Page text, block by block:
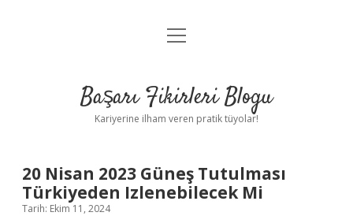
Anasayfa
Yasal Uyarı
menüyü
Başarı Fikirleri Blogu
Kariyerine ilham veren pratik tüyolar!
20 Nisan 2023 Güneş Tutulması
Türkiyeden Izlenebilecek Mi
Tarih: Ekim 11, 2024